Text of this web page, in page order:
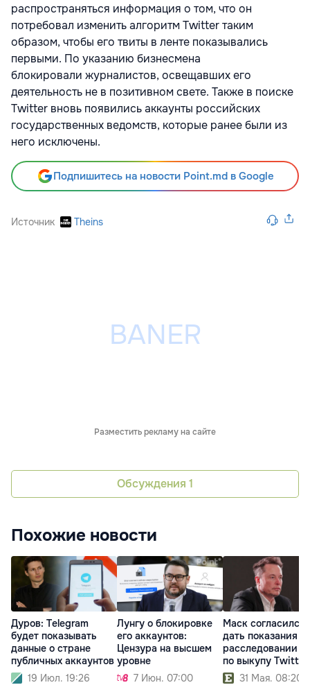
распространяться информация о том, что он
потребовал изменить алгоритм Twitter таким
образом, чтобы его твиты в ленте показывались
первыми. По указанию бизнесмена
блокировали журналистов, освещавших его
деятельность не в позитивном свете. Также в поиске
Twitter вновь появились аккаунты российских
государственных ведомств, которые ранее были из
него исключены.
Подпишитесь на новости Point.md в Google
Источник Theins
Разместить рекламу на сайте
Обсуждения 1
Похожие новости
Дуров: Telegram
будет показывать
данные о стране
публичных аккаунтов
19 Июл. 19:26
Лунгу о блокировке
его аккаунтов:
Цензура на высшем
уровне
7 Июн. 07:00
Маск согласился
дать показания в
расследовании
по выкупу Twitter
31 Мая. 08:20